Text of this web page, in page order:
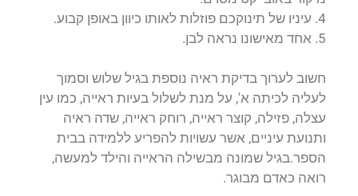
4. עיניו של תינוקכם פוזלות לאותו כיוון באופן קבוע.
5. אחד מאישונו נראה לבן.
חשוב לערוך בדיקת ראיה נוספת בגיל שלוש וסמוך
לעליה לכיתה א', על מנת לשלול בעיות ראייה, כמו עין
עצלה, פזילה, קוצר ראייה, רוחק ראייה, שדה ראיה
ותנועת עיניים, אשר עשויות להפריע ללמידה בבית
הספר.בגיל שמונה מבשילה הראייה והילד למעשה,
רואה כאדם מבוגר.